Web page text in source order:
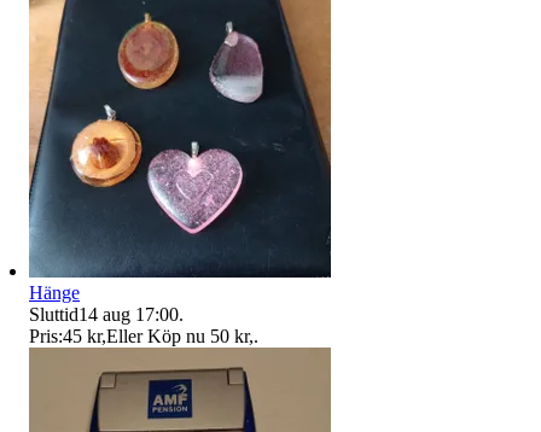
Hänge
Sluttid14 aug 17:00.
Pris:45 kr,Eller Köp nu 50 kr,.